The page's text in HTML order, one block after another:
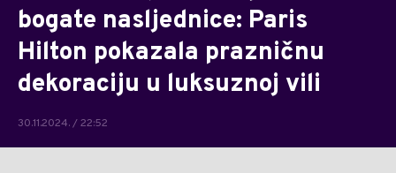
bogate nasljednice: Paris
Hilton pokazala prazničnu
dekoraciju u luksuznoj vili
30.11.2024. / 22:52